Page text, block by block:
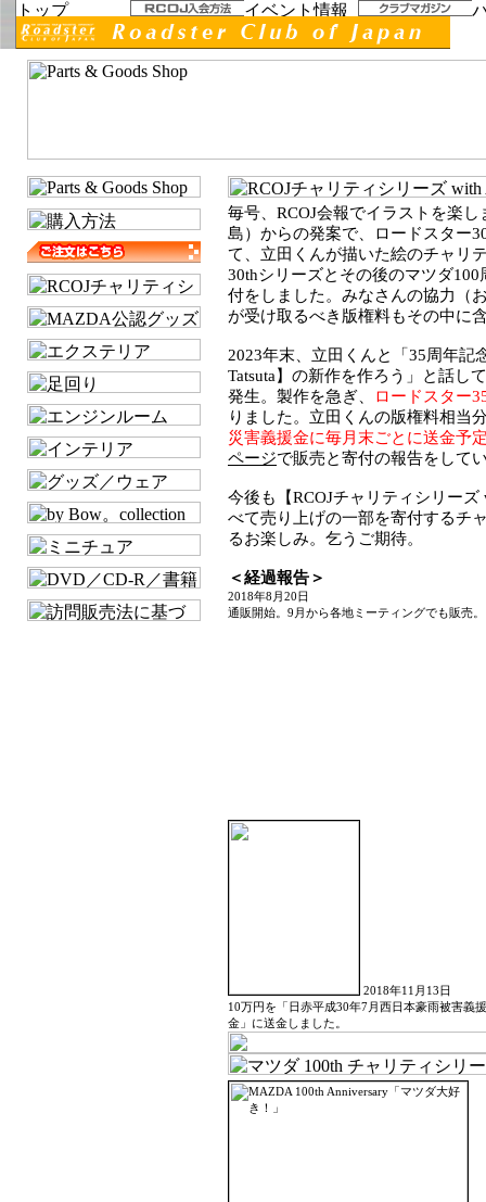
毎号、RCOJ会報でイラストを楽
島）からの発案で、ロードスター
て、立田くんが描いた絵のチャリ
30thシリーズとその後のマツダ
付をしました。みなさんの協力（
が受け取るべき版権料もその中に
2023年末、立田くんと「35周年記
Tatsuta】の新作を作ろう」と話し
発生。製作を急ぎ、
ロードスター
りました。立田くんの版権料相当
災害義援金に毎月末ごとに送金予
ページで販売と寄付の報告をして
今後も【RCOJチャリティシリー
べて売り上げの一部を寄付するチ
るお楽しみ。乞うご期待。
＜経過報告＞
2018年8月20日
通販開始。9月から各地ミーティングでも販売。
2018年11月13日
10万円を「日赤平成30年7月西日本豪雨被害義援
金」に送金しました。